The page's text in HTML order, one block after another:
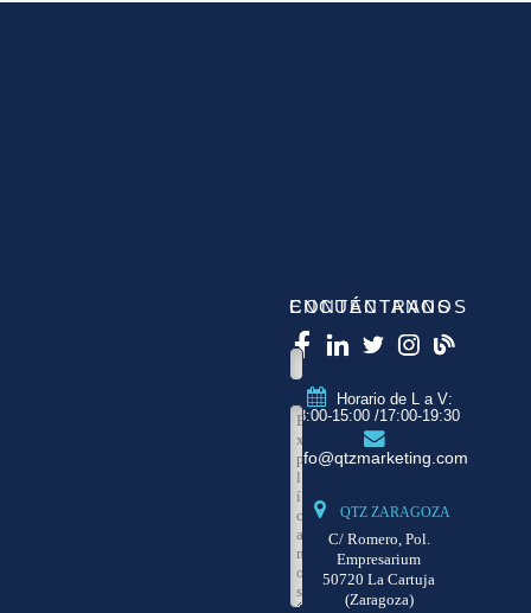
CONTÁCTANOS
ENCUÉNTRANOS
Horario de L a V:
8:00-15:00 /17:00-19:30
info@qtzmarketing.com
QTZ ZARAGOZA
C/ Romero, Pol.
Empresarium
50720 La Cartuja
(Zaragoza)